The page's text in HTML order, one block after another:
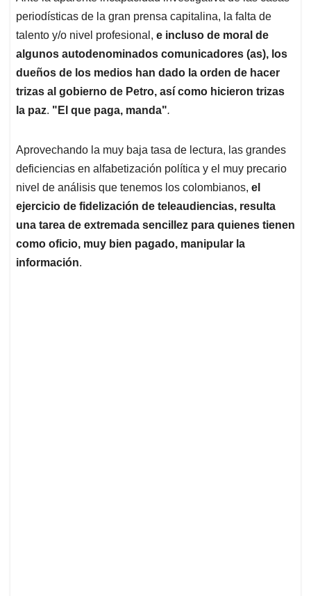
periodísticas de la gran prensa capitalina, la falta de
talento y/o nivel profesional, e incluso de moral de
algunos autodenominados comunicadores (as), los
dueños de los medios han dado la orden de hacer
trizas al gobierno de Petro, así como hicieron trizas
la paz. "El que paga, manda".
Aprovechando la muy baja tasa de lectura, las grandes
deficiencias en alfabetización política y el muy precario
nivel de análisis que tenemos los colombianos, el
ejercicio de fidelización de teleaudiencias, resulta
una tarea de extremada sencillez para quienes tienen
como oficio, muy bien pagado, manipular la
información.